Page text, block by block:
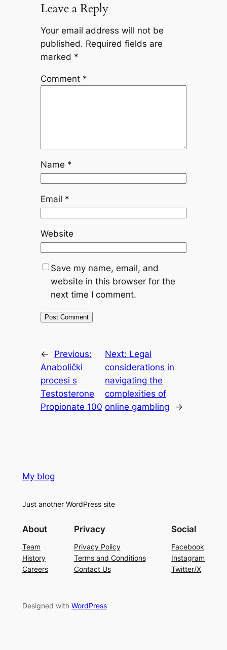
Leave a Reply
Your email address will not be
published. Required fields are
marked *
Comment *
Name *
Email *
Website
Save my name, email, and
website in this browser for the
next time I comment.
←
Previous:
Anabolički
procesi s
Testosterone
Propionate 100
Next: Legal
considerations in
navigating the
complexities of
online gambling
→
My blog
Just another WordPress site
About
Team
History
Careers
Privacy
Privacy Policy
Terms and Conditions
Contact Us
Social
Facebook
Instagram
Twitter/X
Designed with WordPress